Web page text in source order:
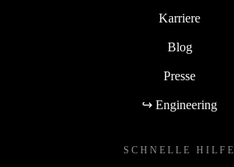
Karriere
Blog
Presse
↪ Engineering
SCHNELLE HILFE